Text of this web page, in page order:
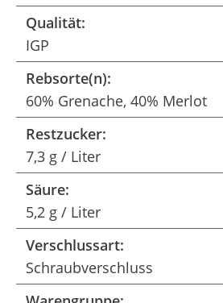
Qualität:
IGP
Rebsorte(n):
60% Grenache, 40% Merlot
Restzucker:
7,3 g / Liter
Säure:
5,2 g / Liter
Verschlussart:
Schraubverschluss